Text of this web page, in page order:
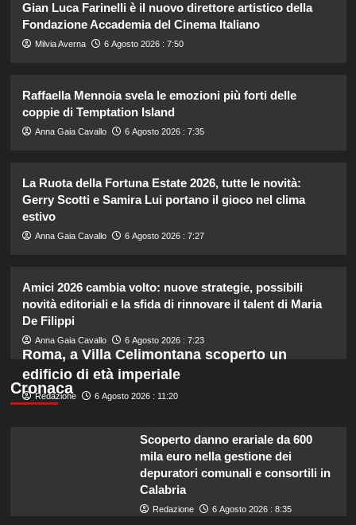
5
nona puntata, tutte le emozioni e i
colpi di scena!
1
Katia Fanelli sostiene Sabrina
Soussi: “È vittima di un ingiusto
attacco mediatico”.
2
Matteo Santoro conquista oro e
bronzo agli Europei Nuoto 2026:
doppia impresa storica
felicità”
4
Annuncio della nascita di Eugenie:
una mancanza rivela le sue priorità
con il terzo bambino.
Temptation Island: Diretta della
nona puntata, tutte le emozioni e i
colpi di scena!
Gian Luca Farinelli è il nuovo direttore artistico della
Fondazione Accademia del Cinema Italiano
Milvia Averna 6 Agosto 2026 : 7:50
Raffaella Mennoia svela le emozioni più forti delle
coppie di Temptation Island
Anna Gaia Cavallo 6 Agosto 2026 : 7:35
La Ruota della Fortuna Estate 2026, tutte le novità:
Gerry Scotti e Samira Lui portano il gioco nel clima
estivo
Anna Gaia Cavallo 6 Agosto 2026 : 7:27
Amici 2026 cambia volto: nuove strategie, possibili
novità editoriali e la sfida di rinnovare il talent di Maria
De Filippi
Anna Gaia Cavallo 6 Agosto 2026 : 7:23
Cronaca
Roma, a Villa Celimontana scoperto un
edificio di età imperiale
Redazione 6 Agosto 2026 : 11:20
Scoperto danno erariale da 600
mila euro nella gestione dei
depuratori comunali e consortili in
Calabria
Redazione 6 Agosto 2026 : 8:35